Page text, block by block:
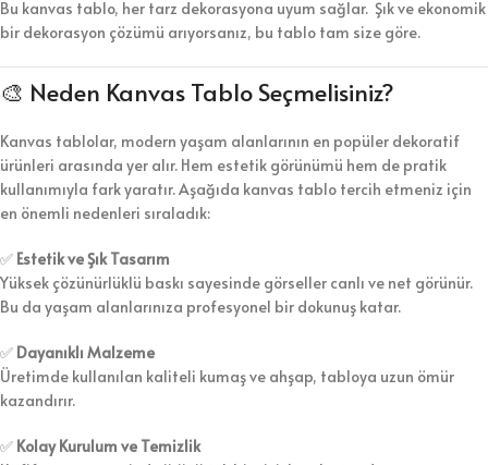
Bu kanvas tablo, her tarz dekorasyona uyum sağlar. Şık ve ekonomik
bir dekorasyon çözümü arıyorsanız, bu tablo tam size göre.
🎨 Neden Kanvas Tablo Seçmelisiniz?
Kanvas tablolar, modern yaşam alanlarının en popüler dekoratif
ürünleri arasında yer alır. Hem estetik görünümü hem de pratik
kullanımıyla fark yaratır. Aşağıda kanvas tablo tercih etmeniz için
en önemli nedenleri sıraladık:
✅ Estetik ve Şık Tasarım
Yüksek çözünürlüklü baskı sayesinde görseller canlı ve net görünür.
Bu da yaşam alanlarınıza profesyonel bir dokunuş katar.
✅ Dayanıklı Malzeme
Üretimde kullanılan kaliteli kumaş ve ahşap, tabloya uzun ömür
kazandırır.
✅ Kolay Kurulum ve Temizlik